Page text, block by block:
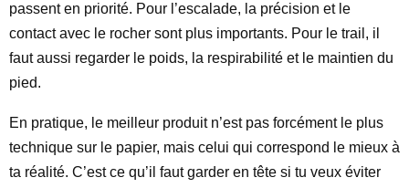
passent en priorité. Pour l’escalade, la précision et le
contact avec le rocher sont plus importants. Pour le trail, il
faut aussi regarder le poids, la respirabilité et le maintien du
pied.
En pratique, le meilleur produit n’est pas forcément le plus
technique sur le papier, mais celui qui correspond le mieux à
ta réalité. C’est ce qu’il faut garder en tête si tu veux éviter